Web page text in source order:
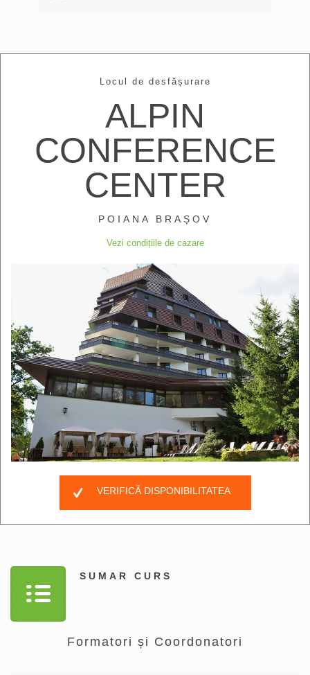
Locul de desfășurare
ALPIN
CONFERENCE
CENTER
POIANA BRAȘOV
Vezi condițiile de cazare
VERIFICĂ DISPONIBILITATEA
SUMAR CURS
Formatori și Coordonatori